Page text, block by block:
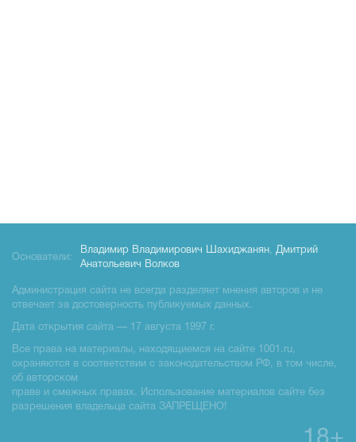
Основатели:
Владимир Владимирович Шахиджанян, Дмитрий
Анатольевич Волков
Администрация сайта не всегда разделяет мнения авторов и не
отвечает за достоверность публикуемых данных.
Дата открытия сайта — 17 августа 1997 г.
Все права на материалы, находящиемся на сайте 1001.ru,
охраняются в соответствии с законодательством РФ, в том числе,
об авторском
праве и смежных правах. Использование материалов сайте без
разрешения владельца сайта ЗАПРЕЩЕНО!